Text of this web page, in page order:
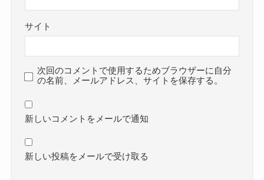
サイト
次回のコメントで使用するためブラウザーに自分
の名前、メールアドレス、サイトを保存する。
新しいコメントをメールで通知
新しい投稿をメールで受け取る